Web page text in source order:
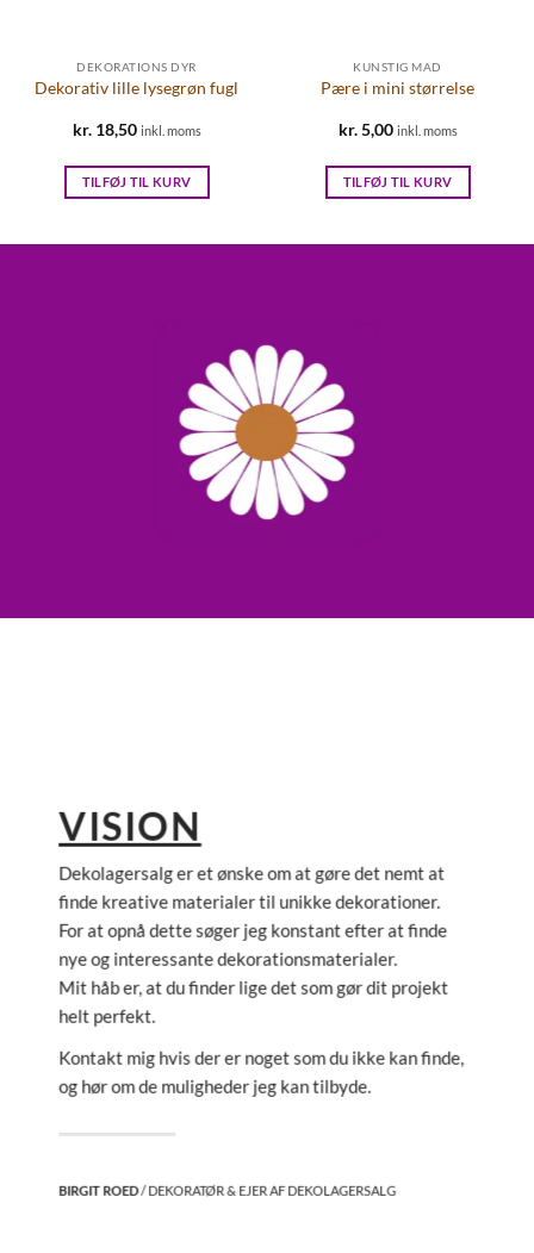
DEKORATIONS DYR
Dekorativ lille lysegrøn fugl
kr.18,50 inkl. moms
TILFØJ TIL KURV
KUNSTIG MAD
Pære i mini størrelse
kr.5,00 inkl. moms
TILFØJ TIL KURV
VISION
Dekolagersalg er et ønske om at gøre det nemt at
finde kreative materialer til unikke dekorationer.
For at opnå dette søger jeg konstant efter at finde
nye og interessante dekorationsmaterialer.
Mit håb er, at du finder lige det som gør dit projekt
helt perfekt.
Kontakt mig hvis der er noget som du ikke kan finde,
og hør om de muligheder jeg kan tilbyde.
BIRGIT ROED/ DEKORATØR & EJER AF DEKOLAGERSALG